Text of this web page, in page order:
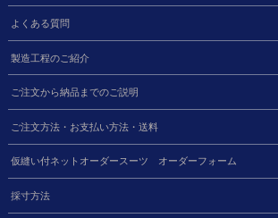
よくある質問
製造工程のご紹介
ご注文から納品までのご説明
ご注文方法・お支払い方法・送料
仮縫い付ネットオーダースーツ オーダーフォーム
採寸方法